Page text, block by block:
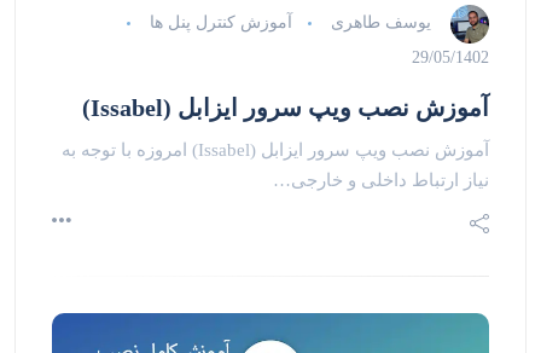
یوسف طاهری
آموزش کنترل پنل ها
29/05/1402
آموزش نصب ویپ سرور ایزابل (Issabel)
آموزش نصب ویپ سرور ایزابل (Issabel) امروزه با توجه به
نیاز ارتباط داخلی و خارجی…